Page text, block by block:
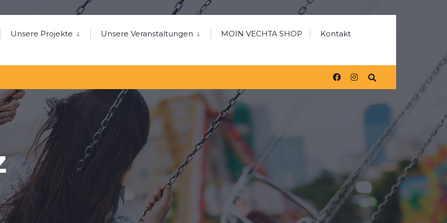
Unsere Projekte Unsere Veranstaltungen MOIN VECHTA SHOP Kontakt